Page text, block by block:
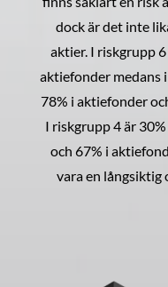
dock är det inte
aktier. I riskgrupp
aktiefonder medans
78% i aktiefonder
I riskgrupp 4 är
och 67% i
vara en långsiktig